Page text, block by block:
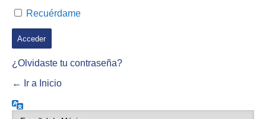
Recuérdame
¿Olvidaste tu contraseña?
← Ir a Inicio